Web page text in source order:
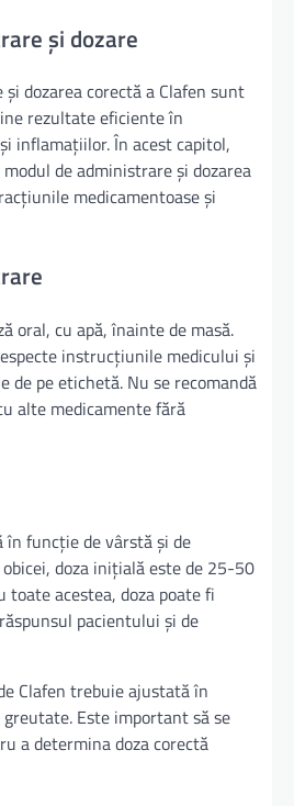
și dozare
dozarea corectă a Clafen sunt
rezultate eficiente în
inflamațiilor. În acest capitol,
de administrare și dozarea
medicamentoase și
oral, cu apă, înainte de masă.
instrucțiunile medicului și
de pe etichetă. Nu se recomandă
alte medicamente fără
în funcție de vârstă și de
doza inițială este de 25-50
toate acestea, doza poate fi
pacientului și de
Clafen trebuie ajustată în
Este important să se
a determina doza corectă